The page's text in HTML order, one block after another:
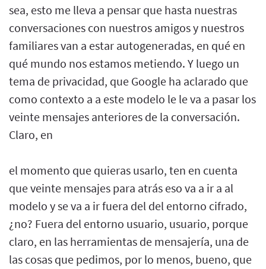
sea, esto me lleva a pensar que hasta nuestras
conversaciones con nuestros amigos y nuestros
familiares van a estar autogeneradas, en qué en
qué mundo nos estamos metiendo. Y luego un
tema de privacidad, que Google ha aclarado que
como contexto a a este modelo le le va a pasar los
veinte mensajes anteriores de la conversación.
Claro, en
el momento que quieras usarlo, ten en cuenta
que veinte mensajes para atrás eso va a ir a al
modelo y se va a ir fuera del del entorno cifrado,
¿no? Fuera del entorno usuario, usuario, porque
claro, en las herramientas de mensajería, una de
las cosas que pedimos, por lo menos, bueno, que